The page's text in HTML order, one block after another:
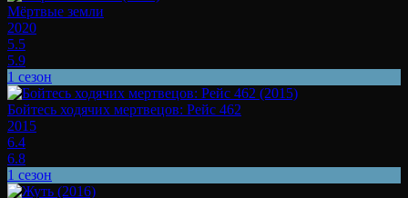
Мёртвые земли
2020
5.5
5.9
1 сезон
Бойтесь ходячих мертвецов: Рейс 462
2015
6.4
6.8
1 сезон